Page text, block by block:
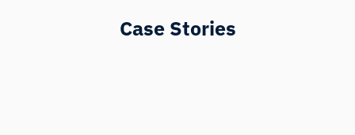
Case Stories